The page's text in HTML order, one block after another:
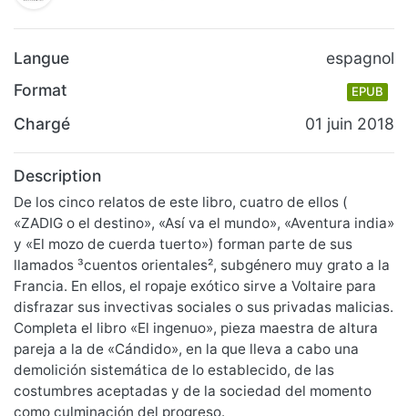
Langue
espagnol
Format
EPUB
Chargé 01 juin 2018
Description
De los cinco relatos de este libro, cuatro de ellos (
­«ZADIG o el destino», «Así va el mundo», «Aventura india»
y «El mozo de cuerda tuerto»­) forman parte de sus
llamados ³cuentos orientales², subgénero muy grato a la
Francia. En ellos, el ropaje exótico sirve a Voltaire para
disfrazar sus invectivas sociales o sus privadas malicias.
Completa el libro «El ingenuo», pieza maestra de altura
pareja a la de «Cándido», en la que lleva a cabo una
demolición sistemática de lo establecido, de las
costumbres aceptadas y de la sociedad del momento
como culminación del progreso.